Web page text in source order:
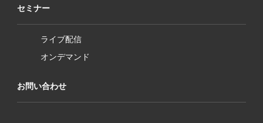
セミナー
ライブ配信
オンデマンド
お問い合わせ